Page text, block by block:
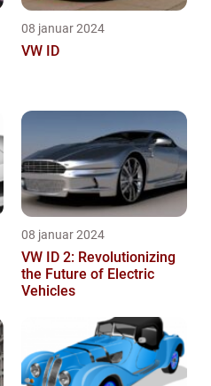
08 januar 2024
VW ID
08 januar 2024
VW ID 2: Revolutionizing
the Future of Electric
Vehicles